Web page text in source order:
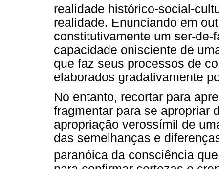
realidade histórico-social-
realidade. Enunciando em
constitutivamente um ser-
capacidade onisciente de
que faz seus processos de
elaborados gradativamente
No entanto, recortar para
fragmentar para se apropriar
apropriação verossímil de
das semelhanças e
paranóica da consciência